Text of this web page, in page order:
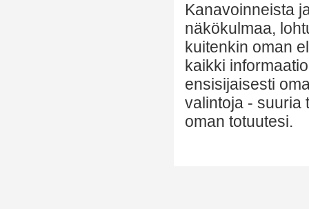
Kanavoinneista
näkökulmaa,
kuitenkin oman
kaikki
ensisijaisesti
valintoja - suuria
oman totuutesi.